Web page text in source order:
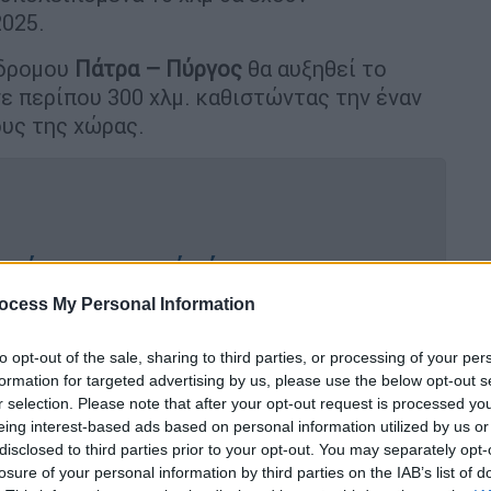
My Personal Information
opt-out of the sale, sharing to third parties, or processing of your
for targeted advertising by us, please use the below opt-out
selection. Please note that after your opt-out request is processed
interest-based ads based on personal information utilized by us
to third parties prior to your opt-out. You may separately
of your personal information by third parties on the IAB’s list of
Πάτρα – Πύργος θα αυξηθεί το
περίπου 300 χλμ. καθιστώντας την έναν
της χώρας.
το σαρωτικό πέρασμα της
θα εξελιχθούν τα φαινόμενα τις
κατά τη διάρκεια της αυτοψίας
εργοτάξια του έργου ο